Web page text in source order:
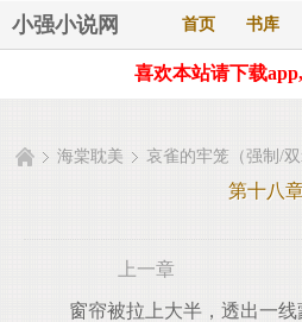
小强小说网 首页 书库
喜欢本站请下载
海棠耽美 哀雀的牢笼（强制/
第十八
上一章
窗帘被拉上大半，透出一线